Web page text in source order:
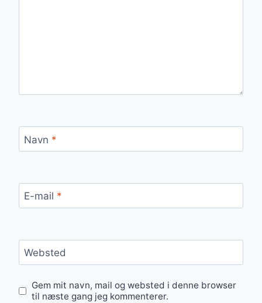
Navn *
E-mail *
Websted
Gem mit navn, mail og websted i denne browser
til næste gang jeg kommenterer.